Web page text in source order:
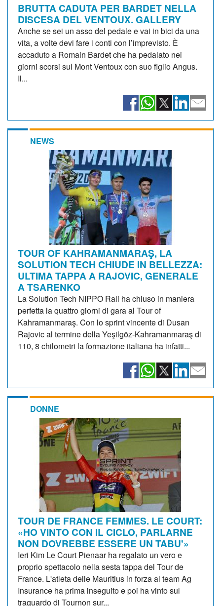
BRUTTA CADUTA PER BARDET NELLA
DISCESA DEL VENTOUX. GALLERY
Anche se sei un asso del pedale e vai in bici da una
vita, a volte devi fare i conti con l’imprevisto. È
accaduto a Romain Bardet che ha pedalato nei
giorni scorsi sul Mont Ventoux con suo figlio Angus.
Il...
NEWS
TOUR OF KAHRAMANMARAŞ, LA
SOLUTION TECH CHIUDE IN BELLEZZA:
ULTIMA TAPPA A RAJOVIC, GENERALE
A TSARENKO
La Solution Tech NIPPO Rali ha chiuso in maniera
perfetta la quattro giorni di gara al Tour of
Kahramanmaraş. Con lo sprint vincente di Dusan
Rajovic al termine della Yeşilgöz-Kahramanmaraş di
110, 8 chilometri la formazione italiana ha infatti...
DONNE
TOUR DE FRANCE FEMMES. LE COURT:
«HO VINTO CON IL CICLO, PARLARNE
NON DOVREBBE ESSERE UN TABU'»
Ieri Kim Le Court Pienaar ha regalato un vero e
proprio spettacolo nella sesta tappa del Tour de
France. L'atleta delle Mauritius in forza al team Ag
Insurance ha prima inseguito e poi ha vinto sul
traguardo di Tournon sur...